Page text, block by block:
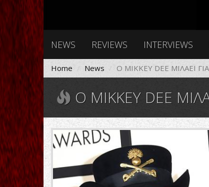
NEWS REVIEWS INTERVIEWS
Home News Ο MIKKEY DEE ΜΙΛΑΕΙ
Ο MIKKEY DEE
Lemmy-
Kilmister-
Mikkey-
Dee.jpg